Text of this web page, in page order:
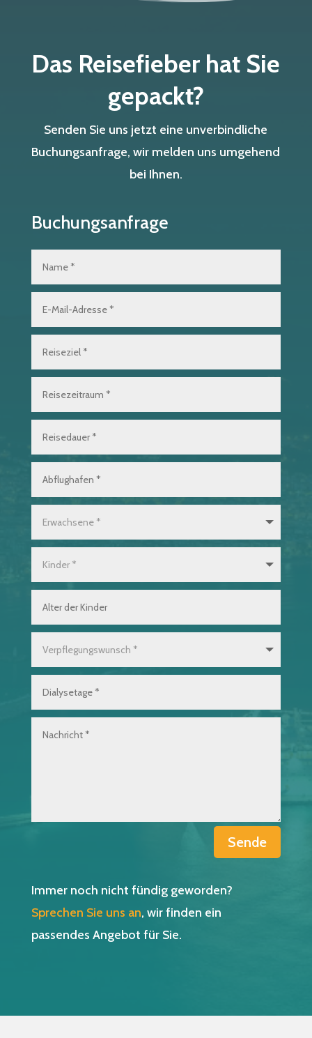
Das Reisefieber hat Sie
gepackt?
Senden Sie uns jetzt eine unverbindliche
Buchungsanfrage, wir melden uns umgehend
bei Ihnen.
Buchungsanfrage
Sende
Immer noch nicht fündig geworden?
Sprechen Sie uns an, wir finden ein
passendes Angebot für Sie.